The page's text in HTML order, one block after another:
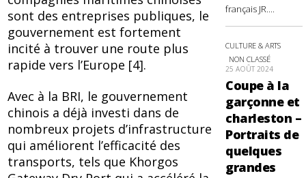
sont des entreprises publiques, le
gouvernement est fortement
incité à trouver une route plus
rapide vers l’Europe [4].
Avec à la BRI, le gouvernement
chinois a déjà investi dans de
nombreux projets d’infrastructure
qui améliorent l’efficacité des
transports, tels que Khorgos
français JR....
CULTURE & ARTS
NON CLASSÉ
25 AOÛT 2024
Coupe à la
garçonne et
charleston –
Portraits de
quelques
grandes